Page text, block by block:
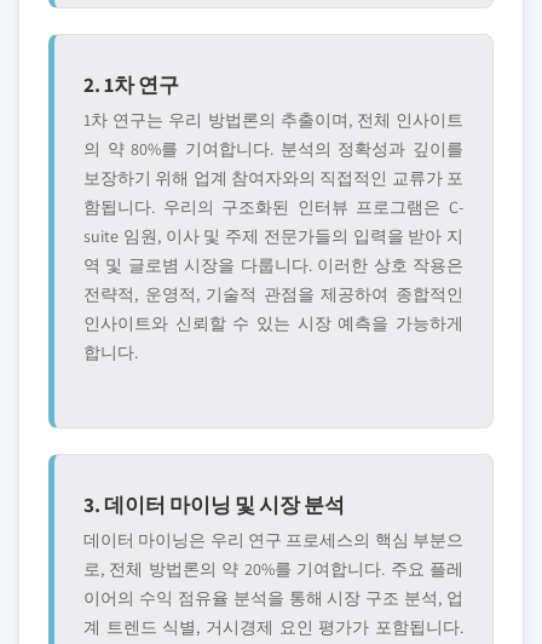
2. 1차 연구
1차 연구는 우리 방법론의 추출이며, 전체 인사이트
의 약 80%를 기여합니다. 분석의 정확성과 깊이를
보장하기 위해 업계 참여자와의 직접적인 교류가 포
함됩니다. 우리의 구조화된 인터뷰 프로그램은 C-
suite 임원, 이사 및 주제 전문가들의 입력을 받아 지
역 및 글로볌 시장을 다룹니다. 이러한 상호 작용은
전략적, 운영적, 기술적 관점을 제공하여 종합적인
인사이트와 신뢰할 수 있는 시장 예측을 가능하게
합니다.
3. 데이터 마이닝 및 시장 분석
데이터 마이닝은 우리 연구 프로세스의 핵심 부분으
로, 전체 방법론의 약 20%를 기여합니다. 주요 플레
이어의 수익 점유율 분석을 통해 시장 구조 분석, 업
계 트렌드 식별, 거시경제 요인 평가가 포함됩니다.